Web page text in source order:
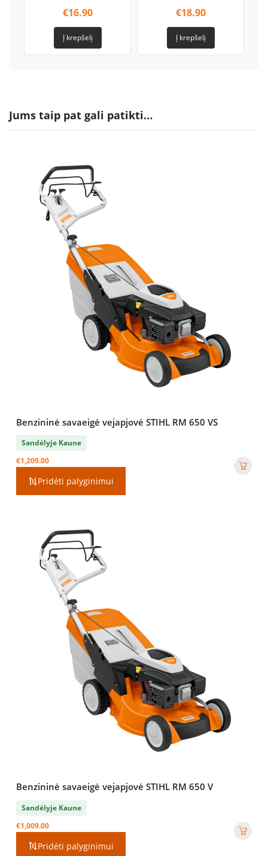
€16.90
Į krepšelį
€18.90
Į krepšelį
Jums taip pat gali patikti…
Benzininė savaeigė vejapjovė STIHL RM 650 VS
Sandėlyje Kaune
€1,209.00
Pridėti palyginimui
Benzininė savaeigė vejapjovė STIHL RM 650 V
Sandėlyje Kaune
€1,009.00
Pridėti palyginimui